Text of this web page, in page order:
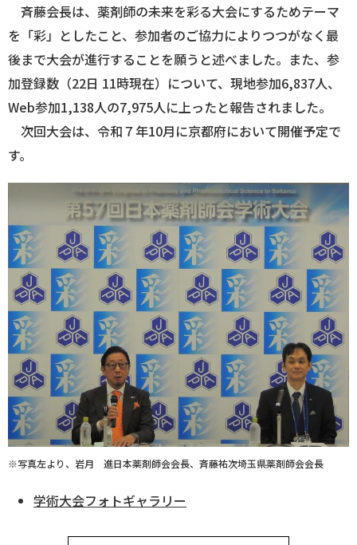
斉藤会長は、薬剤師の未来を彩る大会にするためテーマ
を「彩」としたこと、参加者のご協力によりつつがなく最
後まで大会が進行することを願うと述べました。また、参
加登録数（22日 11時現在）について、現地参加6,837人、
Web参加1,138人の7,975人に上ったと報告されました。
次回大会は、令和７年10月に京都府において開催予定で
す。
※写真左より、岩月 進日本薬剤師会会長、斉藤祐次埼玉県薬剤師会会長
学術大会フォトギャラリー